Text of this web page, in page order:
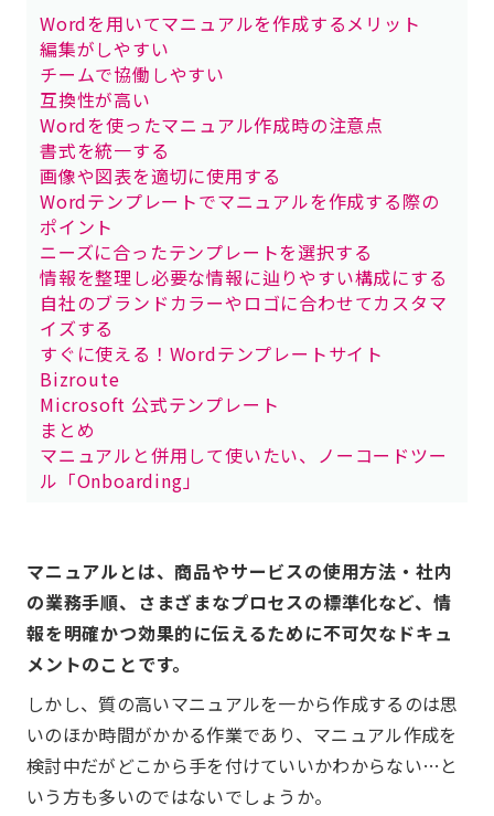
Wordを用いてマニュアルを作成するメリット
編集がしやすい
チームで協働しやすい
互換性が高い
Wordを使ったマニュアル作成時の注意点
書式を統一する
画像や図表を適切に使用する
Wordテンプレートでマニュアルを作成する際の
ポイント
ニーズに合ったテンプレートを選択する
情報を整理し必要な情報に辿りやすい構成にする
自社のブランドカラーやロゴに合わせてカスタマ
イズする
すぐに使える！Wordテンプレートサイト
Bizroute
Microsoft 公式テンプレート
まとめ
マニュアルと併用して使いたい、ノーコードツー
ル「Onboarding」
マニュアルとは、商品やサービスの使用方法・社内
の業務手順、さまざまなプロセスの標準化など、情
報を明確かつ効果的に伝えるために不可欠なドキュ
メントのことです。
しかし、質の高いマニュアルを一から作成するのは思
いのほか時間がかかる作業であり、マニュアル作成を
検討中だがどこから手を付けていいかわからない…と
いう方も多いのではないでしょうか。